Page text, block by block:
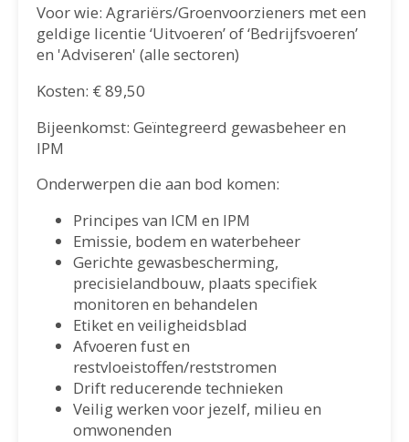
Voor wie: Agrariërs/Groenvoorzieners met een
geldige licentie ‘Uitvoeren’ of ‘Bedrijfsvoeren’
en 'Adviseren' (alle sectoren)
Kosten: € 89,50
Bijeenkomst: Geïntegreerd gewasbeheer en
IPM
Onderwerpen die aan bod komen:
Principes van ICM en IPM
Emissie, bodem en waterbeheer
Gerichte gewasbescherming,
precisielandbouw, plaats specifiek
monitoren en behandelen
Etiket en veiligheidsblad
Afvoeren fust en
restvloeistoffen/reststromen
Drift reducerende technieken
Veilig werken voor jezelf, milieu en
omwonenden